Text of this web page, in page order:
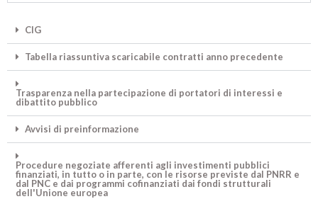
CIG
Tabella riassuntiva scaricabile contratti anno precedente
Trasparenza nella partecipazione di portatori di interessi e
dibattito pubblico
Avvisi di preinformazione
Procedure negoziate afferenti agli investimenti pubblici
finanziati, in tutto o in parte, con le risorse previste dal PNRR e
dal PNC e dai programmi cofinanziati dai fondi strutturali
dell'Unione europea